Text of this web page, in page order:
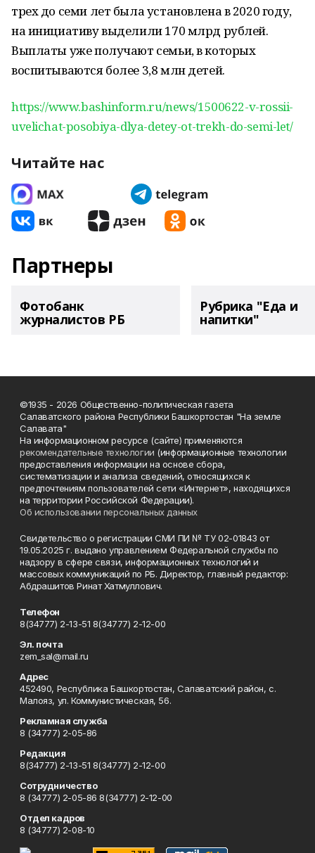
трех до семи лет была установлена в 2020 году,
на инициативу выделили 170 млрд рублей.
Выплаты уже получают семьи, в которых
воспитываются более 3,8 млн детей.
https://www.bashinform.ru/news/1500622-v-rossii-
uvelichat-posobiya-dlya-detey-ot-trekh-do-semi-let/
Читайте нас
Партнеры
Фотобанк
журналистов РБ
Рубрика "Еда и
напитки"
©1935 - 2026 Общественно-политическая газета
Салаватского района Республики Башкортостан "На земле
Салавата"
На информационном ресурсе (сайте) применяются
рекомендательные технологии (информационные технологии
предоставления информации на основе сбора,
систематизации и анализа сведений, относящихся к
предпочтениям пользователей сети «Интернет», находящихся
на территории Российской Федерации).
Об использовании персональных данных
Свидетельство о регистрации СМИ ПИ № ТУ 02-01843 от
19.05.2025 г. выдано управлением Федеральной службы по
надзору в сфере связи, информационных технологий и
массовых коммуникаций по РБ. Директор, главный редактор:
Абдрашитов Ринат Хатмуллович.
Телефон
8(34777) 2-13-51 8(34777) 2-12-00
Эл. почта
zem_sal@mail.ru
Адрес
452490, Республика Башкортостан, Салаватский район, с.
Малояз, ул. Коммунистическая, 56.
Рекламная служба
8 (34777) 2-05-86
Редакция
8(34777) 2-13-51 8(34777) 2-12-00
Сотрудничество
8 (34777) 2-05-86 8(34777) 2-12-00
Отдел кадров
8 (34777) 2-08-10